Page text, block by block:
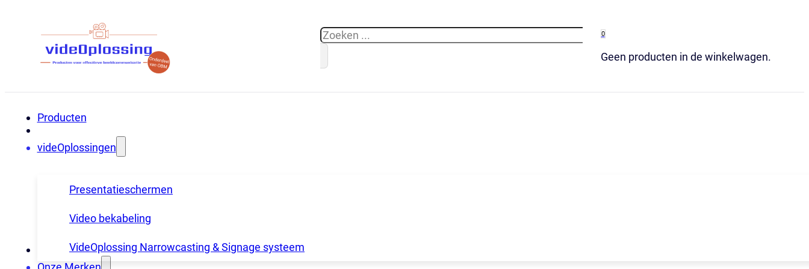
Zoeken 0
Geen producten in de winkelwagen.
Producten
videOplossingen
Presentatieschermen
Video bekabeling
VideOplossing Narrowcasting & Signage systeem